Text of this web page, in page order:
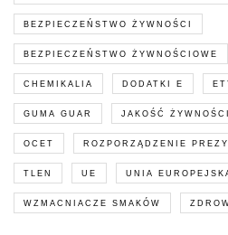
BEZPIECZEŃSTWO ŻYWNOŚCI
BEZPIECZEŃSTWO ŻYWNOŚCIOWE
CHEMIKALIA DODATKI E
GUMA GUAR JAKOŚĆ ŻYWNOŚCI
OCET ROZPORZĄDZENIE
TLEN UE UNIA
WZMACNIACZE SMAKÓW